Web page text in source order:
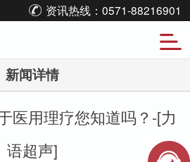
资讯热线：0571-88216901
新闻详情
医用理疗您知道吗？-[力
语超声]